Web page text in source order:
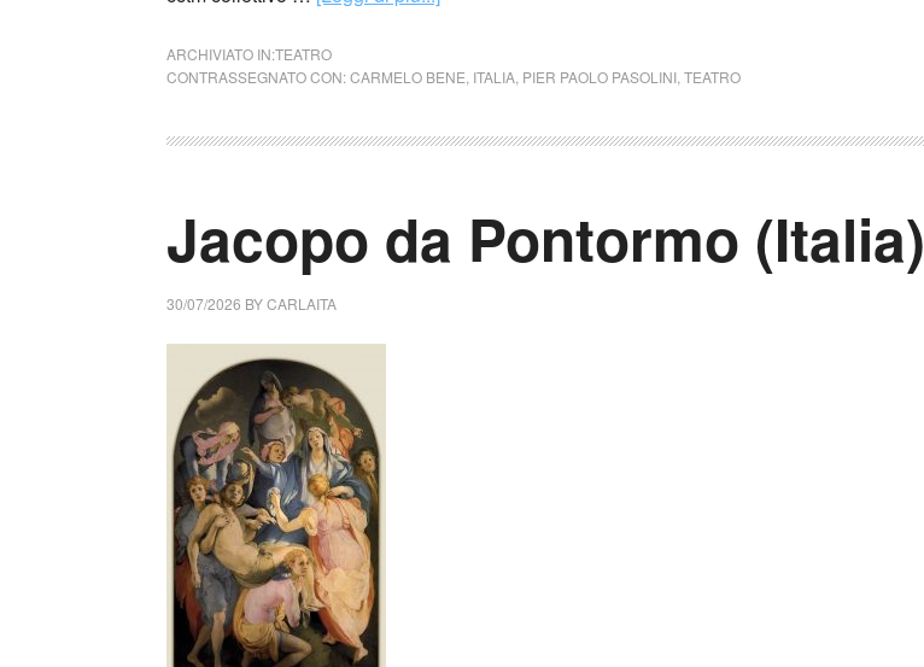
ARCHIVIATO IN:TEATRO
CONTRASSEGNATO CON:CARMELO BENE ITALIA PIER PAOLO PASOLINI TEATRO
Jacopo da Pontormo (Italia)
30/07/2026 BYCARLAITA